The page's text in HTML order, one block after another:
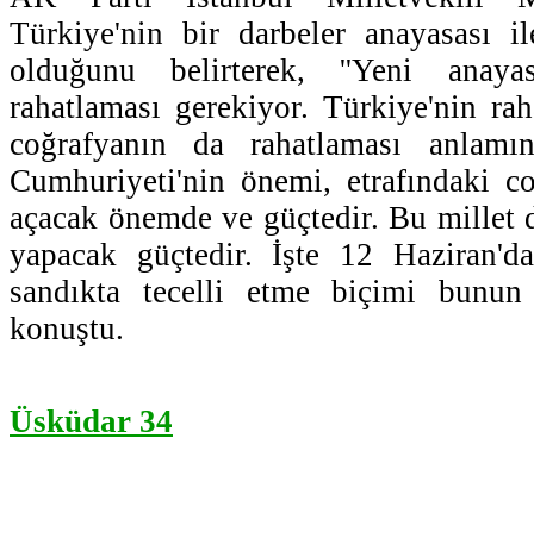
Türkiye'nin bir darbeler anayasası
olduğunu belirterek, ''Yeni
rahatlaması gerekiyor. Türkiye'nin
coğrafyanın da rahatlaması
Cumhuriyeti'nin önemi, etrafındaki
açacak önemde ve güçtedir. Bu millet
yapacak güçtedir. İşte 12
sandıkta tecelli etme biçimi
konuştu.
Üsküdar 34